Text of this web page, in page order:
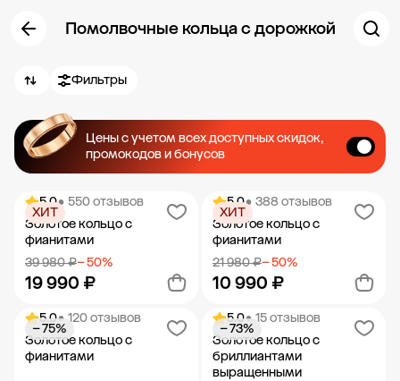
Помолвочные кольца с дорожкой
Фильтры
Цены с учетом всех доступных скидок,
промокодов и бонусов
5.0• 550 отзывов
Золотое кольцо с
фианитами
39 980 ₽− 50%
19 990 ₽
ХИТ
Добавить в корзину
5.0• 388 отзывов
Золотое кольцо с
фианитами
21 980 ₽− 50%
10 990 ₽
ХИТ
Добавить в корзину
5.0• 120 отзывов
Золотое кольцо с
фианитами
− 75%
5.0• 15 отзывов
Золотое кольцо с
бриллиантами
выращенными
− 73%